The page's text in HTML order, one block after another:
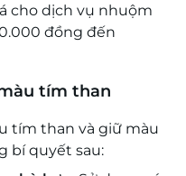
cho dịch vụ nhuộm
đồng đến
tím than
tím than và giữ màu
bí quyết sau: